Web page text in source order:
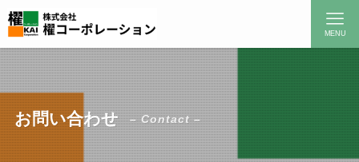
MENU
お問い合わせ – Contact –